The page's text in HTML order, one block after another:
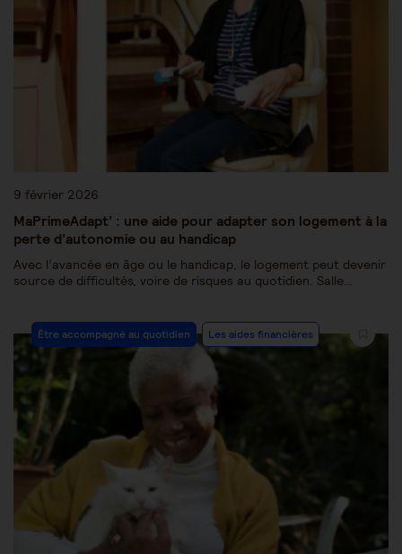
9 février 2026
MaPrimeAdapt’ : une aide pour adapter son logement à la
perte d’autonomie ou au handicap
Avec l’avancée en âge ou le handicap, le logement peut devenir
source de difficultés, voire de risques au quotidien. Salle…
Être accompagné au quotidien Les aides financières